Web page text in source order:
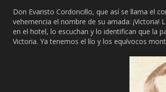
Don Evaristo Cordoncillo, que así se llama el
vehemencia el nombre de su amada:
en el hotel, lo escuchan y lo identifican que la
Victoria. Ya tenemos el lío y los equívocos